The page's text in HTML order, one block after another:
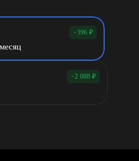
−396 ₽
−2 088 ₽